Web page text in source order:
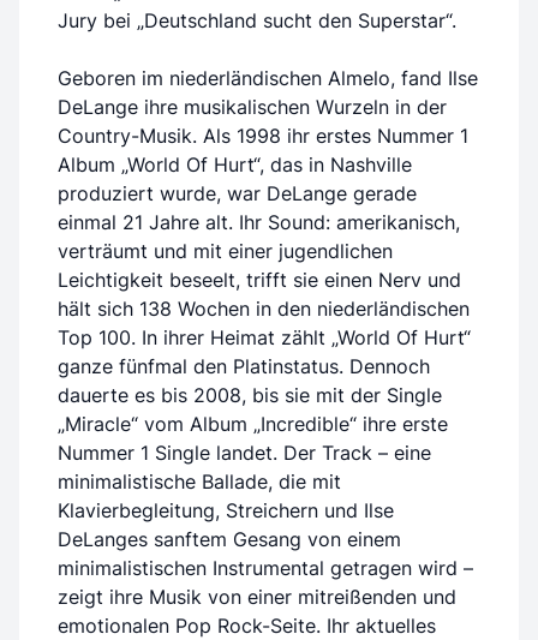
Jury bei „Deutschland sucht den Superstar“.
Geboren im niederländischen Almelo, fand Ilse
DeLange ihre musikalischen Wurzeln in der
Country-Musik. Als 1998 ihr erstes Nummer 1
Album „World Of Hurt“, das in Nashville
produziert wurde, war DeLange gerade
einmal 21 Jahre alt. Ihr Sound: amerikanisch,
verträumt und mit einer jugendlichen
Leichtigkeit beseelt, trifft sie einen Nerv und
hält sich 138 Wochen in den niederländischen
Top 100. In ihrer Heimat zählt „World Of Hurt“
ganze fünfmal den Platinstatus. Dennoch
dauerte es bis 2008, bis sie mit der Single
„Miracle“ vom Album „Incredible“ ihre erste
Nummer 1 Single landet. Der Track – eine
minimalistische Ballade, die mit
Klavierbegleitung, Streichern und Ilse
DeLanges sanftem Gesang von einem
minimalistischen Instrumental getragen wird –
zeigt ihre Musik von einer mitreißenden und
emotionalen Pop Rock-Seite. Ihr aktuelles